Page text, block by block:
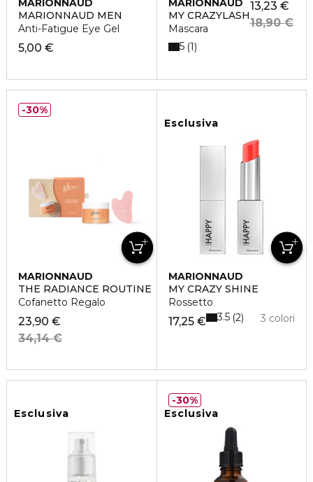
MARIONNAUD MEN
Anti-Fatigue Eye Gel
5,00 €
MY CRAZYLASH
Mascara
13,23 €
18,90 €
5 1
MARIONNAUD
THE RADIANCE ROUTINE
Cofanetto Regalo
23,90 €
34,14 €
30%
Esclusiva
MARIONNAUD
MY CRAZY SHINE
Rossetto
17,25 € 3 colori
3.5 2
Esclusiva Esclusiva
30%